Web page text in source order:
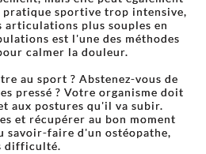
pratique sportive trop intensive,
articulations plus souples en
est l'une des méthodes
calmer la douleur.
au sport ? Abstenez-vous de
pressé ? Votre organisme doit
aux postures qu'il va subir.
et récupérer au bon moment
savoir-faire d'un ostéopathe,
difficulté.